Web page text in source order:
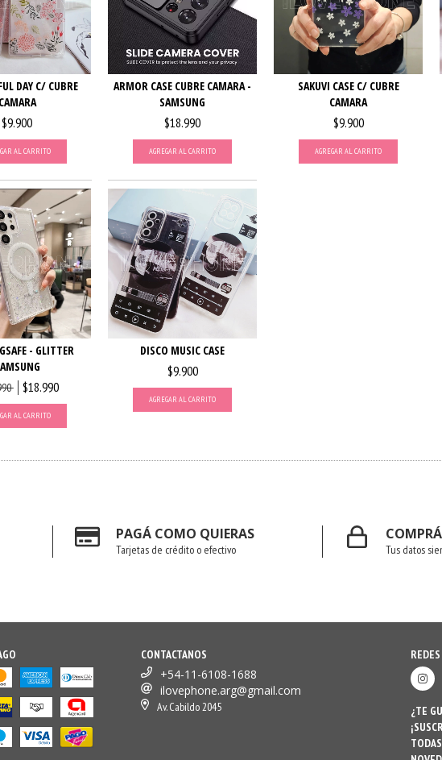
DAY C/ CUBRE
CAMARA
$9.900
AL CARRITO
ARMOR CASE CUBRE CAMARA -
SAMSUNG
$18.990
AGREGAR AL CARRITO
SAKUVI CASE C/ CUBRE
CAMARA
$9.900
AGREGAR AL CARRITO
- GLITTER
$18.990
AL CARRITO
DISCO MUSIC CASE
$9.900
AGREGAR AL CARRITO
PAGÁ COMO QUIERAS
Tarjetas de crédito o efectivo Tus datos
CONTACTANOS
+54-11-6108-1688
ilovephone.arg@gmail.com
Av. Cabildo 2045
¿TE